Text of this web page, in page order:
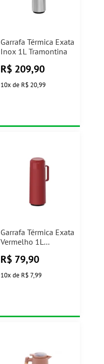
Garrafa Térmica Exata
Inox 1L Tramontina
R$ 209,90
10x de R$ 20,99
Garrafa Térmica Exata
Vermelho 1L
R$ 79,90
10x de R$ 7,99